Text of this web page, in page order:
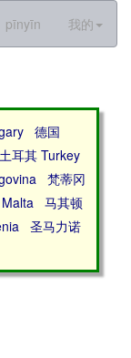
pīnyīn 我的
德国
土耳其 Turkey
梵蒂冈
马其顿
圣马力诺